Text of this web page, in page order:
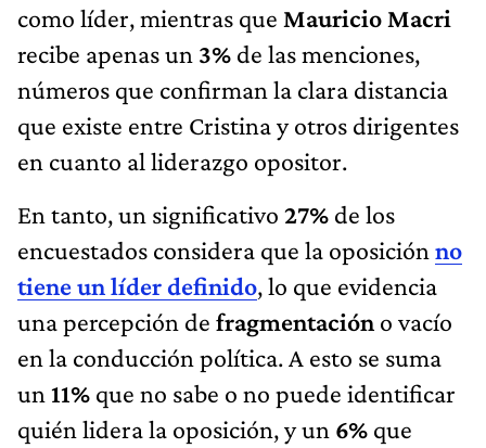
como líder, mientras que Mauricio Macri
recibe apenas un 3% de las menciones,
números que confirman la clara distancia
que existe entre Cristina y otros dirigentes
en cuanto al liderazgo opositor.
En tanto, un significativo 27% de los
encuestados considera que la oposición no
tiene un líder definido, lo que evidencia
una percepción de fragmentación o vacío
en la conducción política. A esto se suma
un 11% que no sabe o no puede identificar
quién lidera la oposición, y un 6% que